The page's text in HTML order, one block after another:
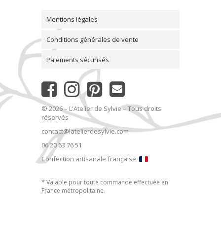
Mentions légales
Conditions générales de vente
Paiements sécurisés
© 2026 – L'Atelier de Sylvie – Tous droits
réservés
contact@latelierdesylvie.com
06 20 63 76 51
Confection artisanale française
* Valable pour toute commande effectuée en
France métropolitaine.